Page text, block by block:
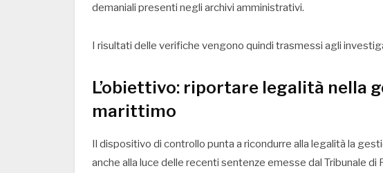
demaniali presenti negli archivi amministrativi.
I risultati delle verifiche vengono quindi trasmessi agli
L’obiettivo: riportare legalità nella
marittimo
Il dispositivo di controllo punta a ricondurre alla legalità la
anche alla luce delle recenti sentenze emesse dal Tribunale